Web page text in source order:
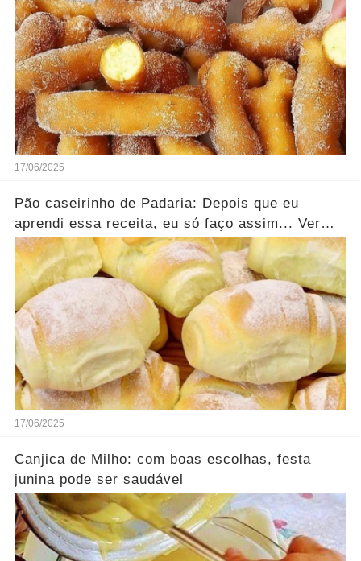
17/06/2025
Pão caseirinho de Padaria: Depois que eu
aprendi essa receita, eu só faço assim... Ver
mais
17/06/2025
Canjica de Milho: com boas escolhas, festa
junina pode ser saudável